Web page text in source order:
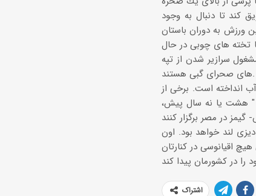
كند تا دنبال به وجود
ورزش به دوران باستان
تخته های چوبی در حال
سرازیر شدن از تپه
های صحرای گبی هستند.
انداخته است. برخی از
" هشت یا نه سال پیش،
لند خواهد بود. اون
اشتراک